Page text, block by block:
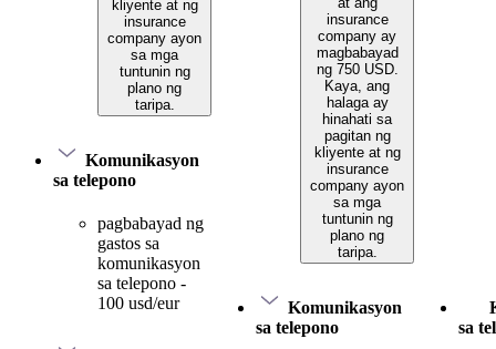
kliyente at ng
insurance
company ayon
sa mga
tuntunin ng
plano ng
taripa.
Komunikasyon
sa telepono
pagbabayad ng
gastos sa
komunikasyon
sa telepono -
100 usd/eur
insurance
company ay
magbabayad
ng 750 USD.
Kaya, ang
halaga ay
hinahati sa
pagitan ng
kliyente at ng
insurance
company ayon
sa mga
tuntunin ng
plano ng
taripa.
Komunikasyon
sa telepono
sa